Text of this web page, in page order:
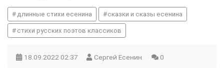
длинные стихи есенина сказки и сказы есенина
стихи русских поэтов классиков
18.09.2022 02:37 Сергей Есенин 0